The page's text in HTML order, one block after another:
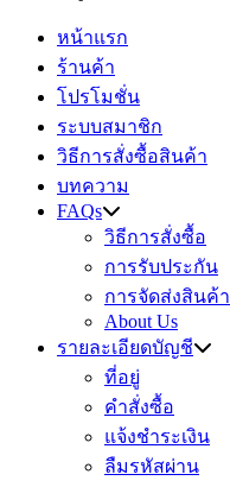
หน้าแรก
ร้านค้า
โปรโมชั่น
ระบบสมาชิก
วิธีการสั่งซื้อสินค้า
บทความ
FAQs
วิธีการสั่งซื้อ
การรับประกัน
การจัดส่งสินค้า
About Us
รายละเอียดบัญชี
ที่อยู่
คำสั่งซื้อ
แจ้งชำระเงิน
ลืมรหัสผ่าน